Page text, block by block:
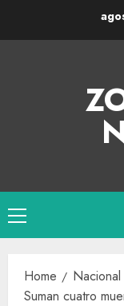
Home
Nacional
Suman cuatro